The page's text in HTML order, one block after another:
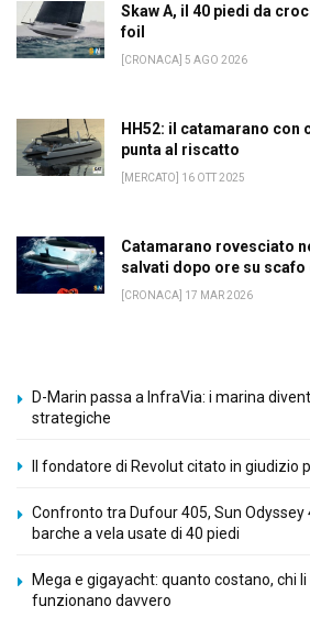
Skaw A, il 40 piedi da
foil
[CRONACA] 5 AGO 2026
HH52: il catamarano con
punta al riscatto
[MERCATO] 16 OTT 2025
Catamarano rovesciato
salvati dopo ore su
[CRONACA] 17 MAR 2026
D-Marin passa a InfraVia: i marina
strategiche
Il fondatore di Revolut citato in giudizio
Confronto tra Dufour 405, Sun Odyssey
barche a vela usate di 40 piedi
Mega e gigayacht: quanto costano, chi
funzionano davvero